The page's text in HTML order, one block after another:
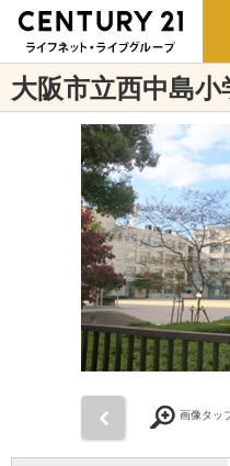
大阪市立西中島小
画像タッ